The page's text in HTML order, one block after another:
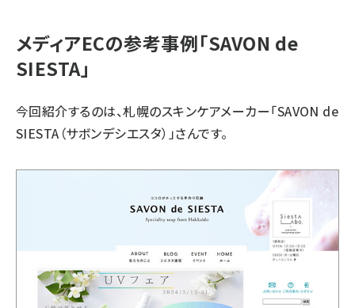
メディアECの参考事例「SAVON de
SIESTA」
今回紹介するのは、札幌のスキンケアメーカー「SAVON de
SIESTA（サボンデシエスタ）」さんです。